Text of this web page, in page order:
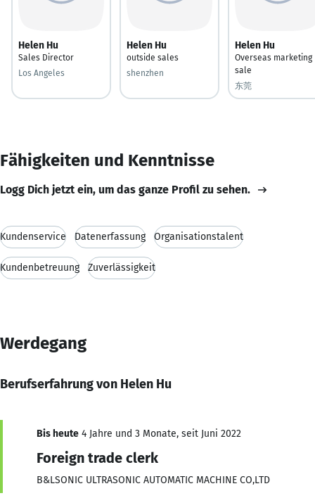
Helen Hu
Sales Director
Los Angeles
Helen Hu
outside sales
shenzhen
Helen Hu
Overseas marketing
sale
东莞
Fähigkeiten und Kenntnisse
Logg Dich jetzt ein, um das ganze Profil zu sehen.
Kundenservice Datenerfassung Organisationstalent
Kundenbetreuung Zuverlässigkeit
Werdegang
Berufserfahrung von Helen Hu
Bis heute 4 Jahre und 3 Monate, seit Juni 2022
Foreign trade clerk
B&LSONIC ULTRASONIC AUTOMATIC MACHINE CO,LTD